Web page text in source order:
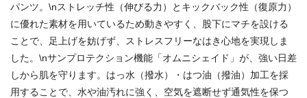
パンツ。\nストレッチ性（伸びる力）とキックバック性（復原力）
に優れた素材を用いているため動きやすく、股下にマチを設ける
ことで、足上げを妨げず、ストレスフリーなはき心地を実現しま
した。\nサンプロテクション機能「オムニシェイド」が、強い日差
しから肌を守ります。はっ水（撥水）・はつ油（撥油）加工を採
用することで、水や油汚れに強く、空気を遮断せず通気性を保つ